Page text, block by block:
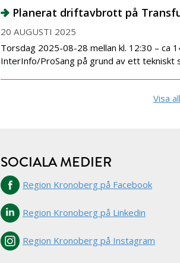
Planerat driftavbrott på
20 AUGUSTI 2025
Torsdag 2025-08-28 mellan kl. 12:30 –
InterInfo/ProSang på grund av ett tekniskt
Visa
SOCIALA MEDIER
Region Kronoberg på Facebook
Region Kronoberg på Linkedin
Region Kronoberg på Instagram